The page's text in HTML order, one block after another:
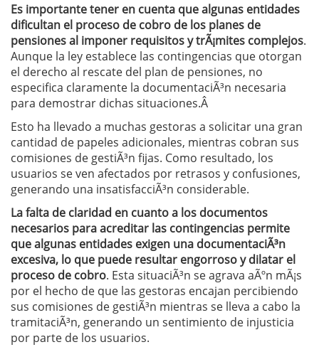
Es importante tener en cuenta que algunas entidades
dificultan el proceso de cobro de los planes de
pensiones al imponer requisitos y trÃ¡mites complejos.
Aunque la ley establece las contingencias que otorgan
el derecho al rescate del plan de pensiones, no
especifica claramente la documentaciÃ³n necesaria
para demostrar dichas situaciones.Â
Esto ha llevado a muchas gestoras a solicitar una gran
cantidad de papeles adicionales, mientras cobran sus
comisiones de gestiÃ³n fijas. Como resultado, los
usuarios se ven afectados por retrasos y confusiones,
generando una insatisfacciÃ³n considerable.
La falta de claridad en cuanto a los documentos
necesarios para acreditar las contingencias permite
que algunas entidades exigen una documentaciÃ³n
excesiva, lo que puede resultar engorroso y dilatar el
proceso de cobro. Esta situaciÃ³n se agrava aÃºn mÃ¡s
por el hecho de que las gestoras encajan percibiendo
sus comisiones de gestiÃ³n mientras se lleva a cabo la
tramitaciÃ³n, generando un sentimiento de injusticia
por parte de los usuarios.